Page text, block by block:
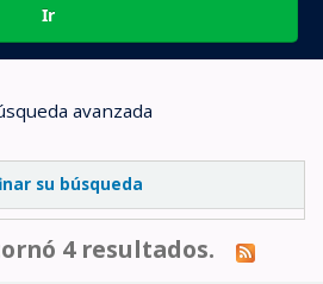
Ir
avanzada
su búsqueda
4 resultados.